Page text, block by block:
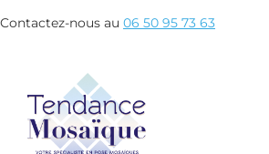
Contactez-nous au 06 50 95 73 63